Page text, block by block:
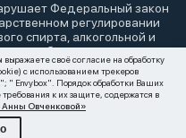
Федеральный закон
регулировании
спирта, алкогольной и
и об ограничении
продукции»: мы не
алкоголем. Все
этом сайте, носят
публичной офертой.
своё согласие на обработку
с использованием трекеров
" Envybox". Порядок обработки Ваших
к их защите, содержатся в
Овченковой»